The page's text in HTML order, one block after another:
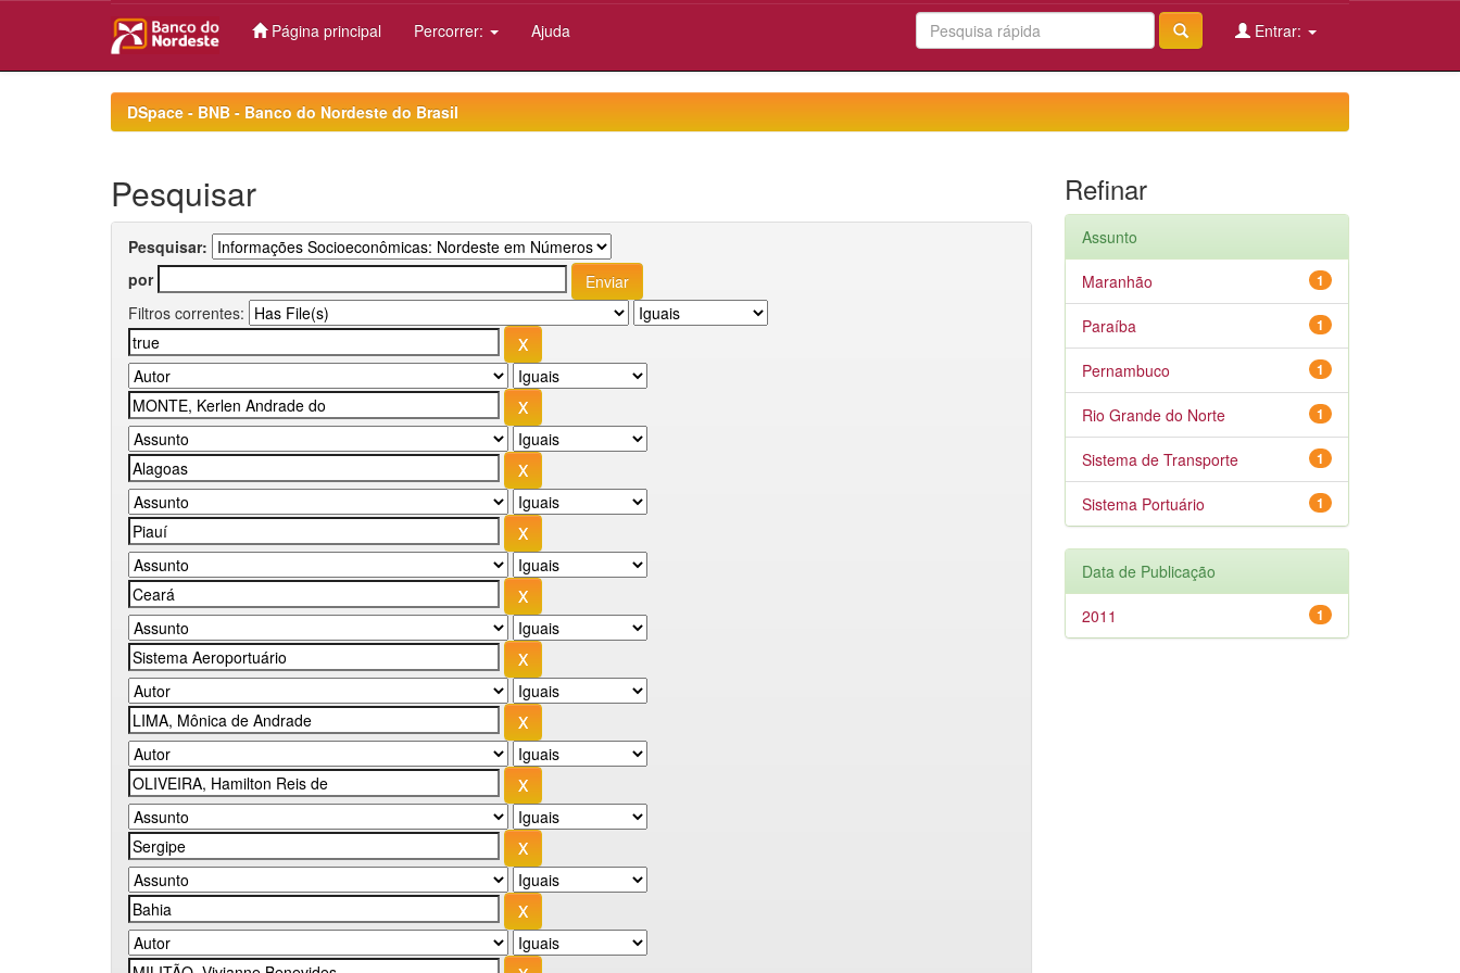
Página principal Percorrer: Ajuda Entrar:
DSpace - BNB - Banco do Nordeste do Brasil
Pesquisar
Pesquisar:
por
Filtros correntes:
Refinar
Assunto
1
Maranhão
1
Paraíba
1
Pernambuco
1
Rio Grande do Norte
1
Sistema de Transporte
1
Sistema Portuário
Data de Publicação
1
2011